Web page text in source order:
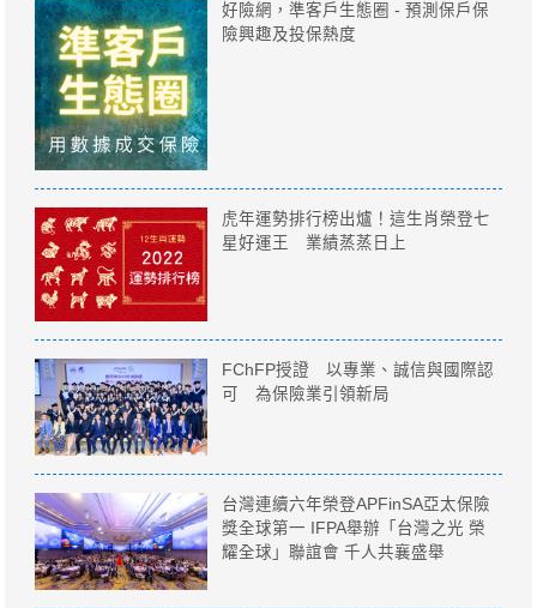
好險網，準客戶生態圈 - 預測保戶保
險興趣及投保熱度
虎年運勢排行榜出爐！這生肖榮登七
星好運王 業績蒸蒸日上
FChFP授證 以專業、誠信與國際認
可 為保險業引領新局
台灣連續六年榮登APFinSA亞太保險
獎全球第一 IFPA舉辦「台灣之光 榮
耀全球」聯誼會 千人共襄盛舉